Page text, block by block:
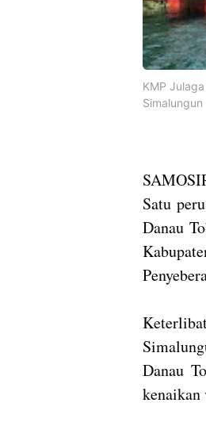
KMP
Satu
Danau
Danau
kenaikan